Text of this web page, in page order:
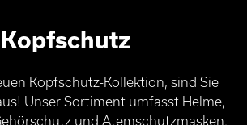
Kopfschutz
Kopfschutz-Kollektion, sind Sie
Unser Sortiment umfasst Helme,
und Atemschutzmasken.